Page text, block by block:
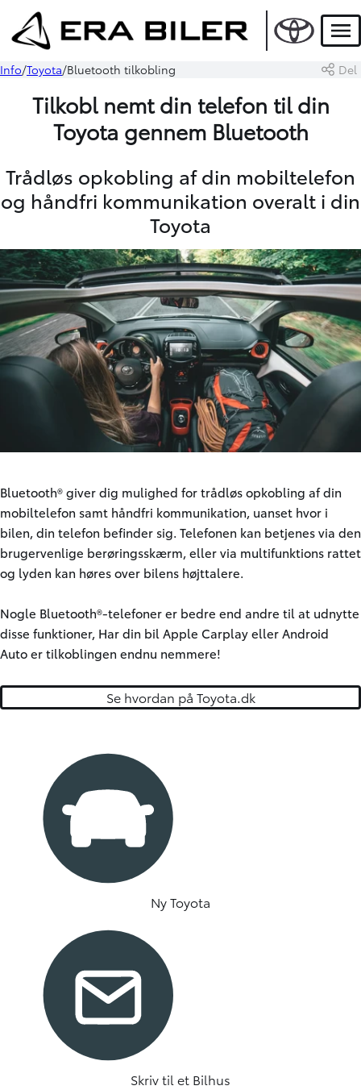
Info Toyota Bluetooth tilkobling Del
Tilkobl nemt din telefon til din
Toyota gennem Bluetooth
Trådløs opkobling af din mobiltelefon
og håndfri kommunikation overalt i din
Toyota
Bluetooth® giver dig mulighed for trådløs opkobling af din
mobiltelefon samt håndfri kommunikation, uanset hvor i
bilen, din telefon befinder sig. Telefonen kan betjenes via den
brugervenlige berøringsskærm, eller via multifunktions rattet
og lyden kan høres over bilens højttalere.
Nogle Bluetooth®-telefoner er bedre end andre til at udnytte
disse funktioner, Har din bilApple CarplayellerAndroid
Autoer tilkoblingen endnu nemmere!
Se hvordan på Toyota.dk
Ny Toyota
Skriv til et Bilhus